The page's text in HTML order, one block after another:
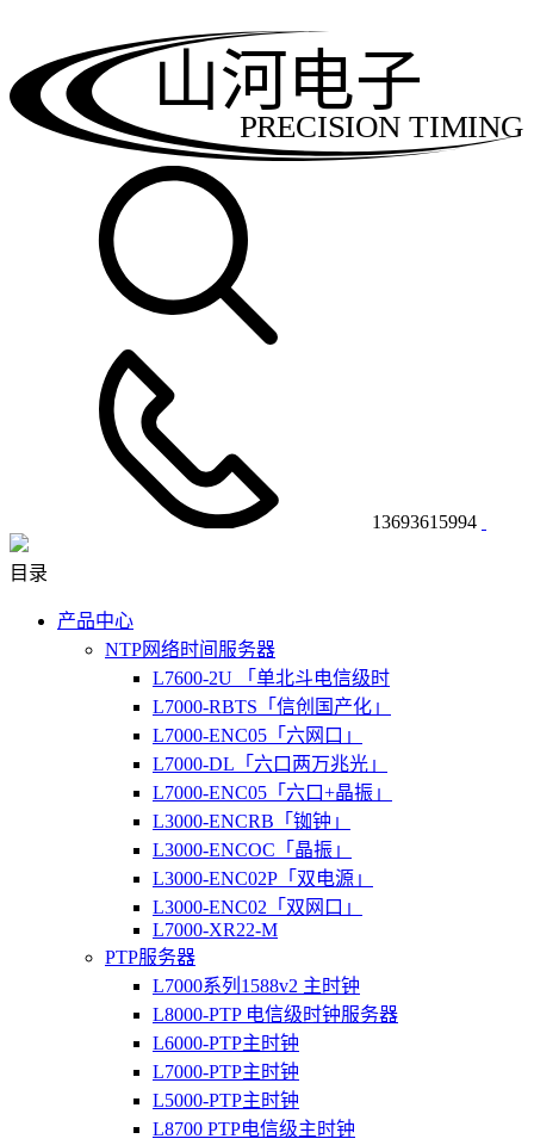
PRECISION TIMING
山河电子
13693615994
目录
产品中心
NTP网络时间服务器
L7600-2U 「单北斗电信级时
L7000-RBTS「信创国产化」
L7000-ENC05「六网口」
L7000-DL「六口两万兆光」
L7000-ENC05「六口+晶振」
L3000-ENCRB「铷钟」
L3000-ENCOC「晶振」
L3000-ENC02P「双电源」
L3000-ENC02「双网口」
L7000-XR22-M
PTP服务器
L7000系列1588v2 主时钟
L8000-PTP 电信级时钟服务器
L6000-PTP主时钟
L7000-PTP主时钟
L5000-PTP主时钟
L8700 PTP电信级主时钟